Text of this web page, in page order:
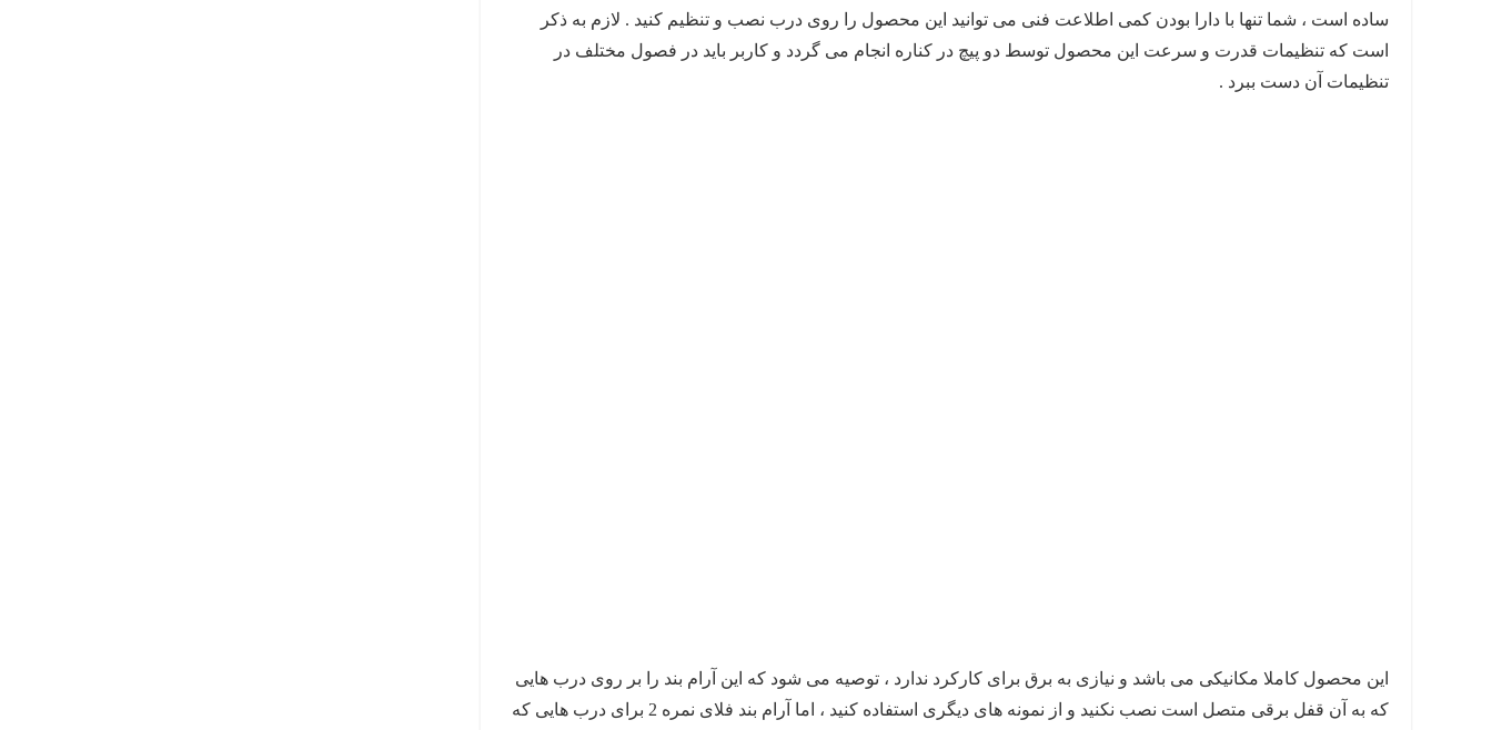
ساده است ، شما تنها با دارا بودن کمی اطلاعت فنی می توانید این محصول را روی درب نصب و تنظیم کنید . لازم به ذکر
است که تنظیمات قدرت و سرعت این محصول توسط دو پیچ در کناره انجام می گردد و کاربر باید در فصول مختلف در
تنظیمات آن دست ببرد .
این محصول کاملا مکانیکی می باشد و نیازی به برق برای کارکرد ندارد ، توصیه می شود که این آرام بند را بر روی درب هایی
که به آن قفل برقی متصل است نصب نکنید و از نمونه های دیگری استفاده کنید ، اما آرام بند فلای نمره 2 برای درب هایی که